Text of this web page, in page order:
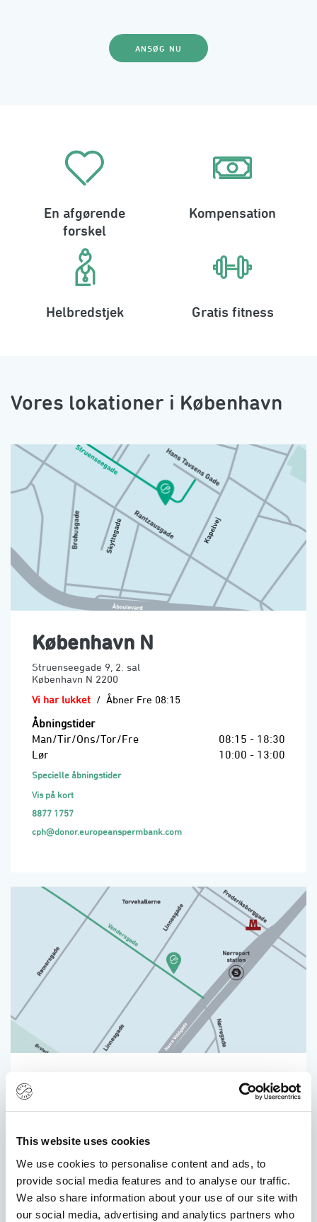
This website uses cookies
We use cookies to personalise content and ads, to
provide social media features and to analyse our traffic.
We also share information about your use of our site with
our social media, advertising and analytics partners who
ANSØG NU
En afgørende
forskel
Kompensation
Helbredstjek Gratis fitness
Vores lokationer i København
København N
Struenseegade 9, 2. sal
København N 2200
Vi har lukket / Åbner Fre 08:15
Åbningstider
Man/Tir/Ons/Tor/Fre
08:15 - 18:30
Lør
10:00 - 13:00
Specielle åbningstider
Vis på kort
8877 1757
cph@donor.europeanspermbank.com
København K
Vendersgade 6A, kld th.
Vi har lukket / Åbner Fre 12:30
Åbningstider
Man/Tir/Ons/Tor/Fre
12:30 - 18:00
Specielle åbningstider